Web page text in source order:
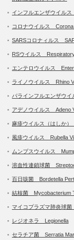
インフルエンザウイル
コロナウイルス Corona
SARSコロナィルス
RSウイルス
エンテロウイルス
ライノウイルス Rhino
パラインフルエンザウ
アデノウイルス Adeno
麻疹ウイルス（はしか
風疹ウイルス Rubella
ムンプスウイルス
溶血性連鎖球菌
百日咳菌 Bordetella
結核菌 Mycobacterium
マイコプラズマ肺炎球
レジオネラ Legionella
セラチア菌 Serratia